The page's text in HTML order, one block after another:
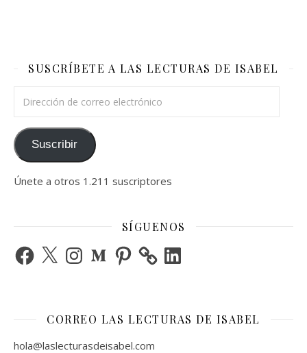
SUSCRÍBETE A LAS LECTURAS DE ISABEL
Suscribir
Únete a otros 1.211 suscriptores
SÍGUENOS
Facebook
X InstagramMediumPinterest LinkedIn
CORREO LAS LECTURAS DE ISABEL
hola@laslecturasdeisabel.com